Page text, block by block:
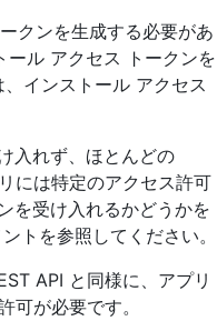
クンを生成する必要があ
ール アクセス トークンを
インストール アクセス
入れず、ほとんどの
には特定のアクセス許可
を受け入れるかどうかを
トを参照してください。
API と同様に、アプリ
が必要です。